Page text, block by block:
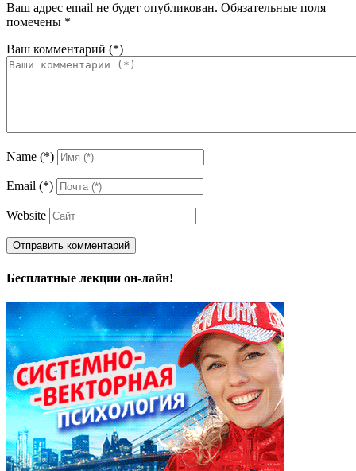
Ваш адрес email не будет опубликован. Обязательные поля
помечены *
Ваш комментарий (*)
Name (*)
Email (*)
Website
Бесплатные лекции он-лайн!